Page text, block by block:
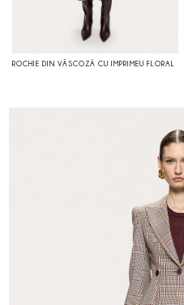
ROCHIE DIN VÂSCOZĂ CU IMPRIMEU FLORAL